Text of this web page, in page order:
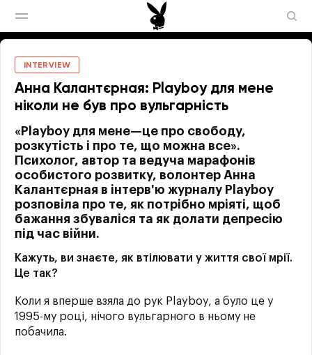
INTERVIEW
Анна Калантєрная: Playboy для мене
ніколи не був про вульгарність
«Playboy для мене—це про свободу,
розкутість і про те, що можна все».
Психолог, автор та ведуча марафонів
особистого розвитку, волонтер Анна
Калантєрная в інтерв'ю журналу Playboy
розповіла про те, як потрібно мріяті, щоб
бажання збуваліся та як долати депресію
під час війни.
Кажуть, ви знаєте, як втілювати у життя свої мрії.
Це так?
Коли я вперше взяла до рук Playboy, а було це у
1995-му році, нічого вульгарного в ньому не
побачила.